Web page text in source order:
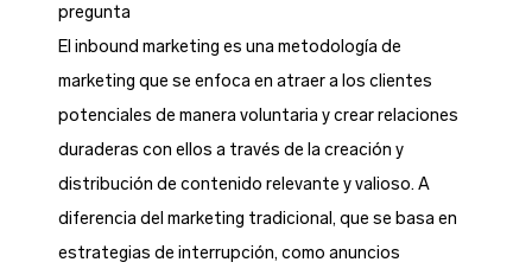
pregunta
El inbound marketing es una metodología de
marketing que se enfoca en atraer a los clientes
potenciales de manera voluntaria y crear relaciones
duraderas con ellos a través de la creación y
distribución de contenido relevante y valioso. A
diferencia del marketing tradicional, que se basa en
estrategias de interrupción, como anuncios